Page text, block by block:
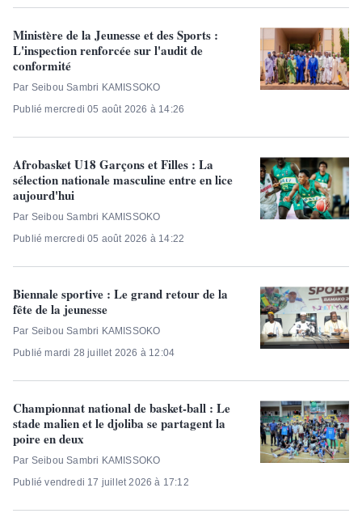
Ministère de la Jeunesse et des Sports :
L'inspection renforcée sur l'audit de
conformité
Par Seibou Sambri KAMISSOKO
Publié mercredi 05 août 2026 à 14:26
Afrobasket U18 Garçons et Filles : La
sélection nationale masculine entre en lice
aujourd'hui
Par Seibou Sambri KAMISSOKO
Publié mercredi 05 août 2026 à 14:22
Biennale sportive : Le grand retour de la
fête de la jeunesse
Par Seibou Sambri KAMISSOKO
Publié mardi 28 juillet 2026 à 12:04
Championnat national de basket-ball : Le
stade malien et le djoliba se partagent la
poire en deux
Par Seibou Sambri KAMISSOKO
Publié vendredi 17 juillet 2026 à 17:12